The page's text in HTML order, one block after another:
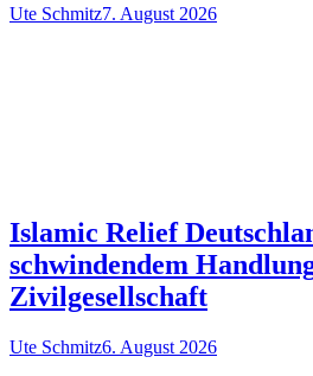
Ute Schmitz7. August 2026
Islamic Relief
schwindendem
Zivilgesellschaft
Ute Schmitz6. August 2026